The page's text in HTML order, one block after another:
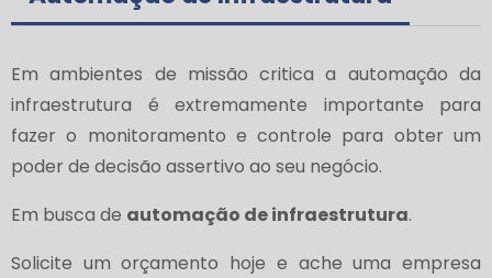
Em ambientes de missão critica a automação da
infraestrutura é extremamente importante para
fazer o monitoramento e controle para obter um
poder de decisão assertivo ao seu negócio.
Em busca de automação de infraestrutura.
Solicite um orçamento hoje e ache uma empresa